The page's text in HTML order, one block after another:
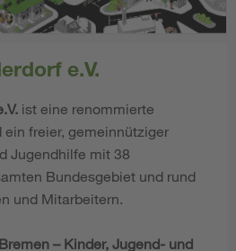
e.V.
ist eine renommierte
freier, gemeinnütziger
Jugendhilfe mit 38
Bundesgebiet und rund
und Mitarbeitern.
– Kinder, Jugend- und